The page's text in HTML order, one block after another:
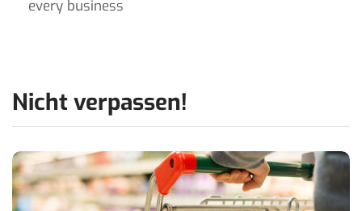
every business
Nicht verpassen!